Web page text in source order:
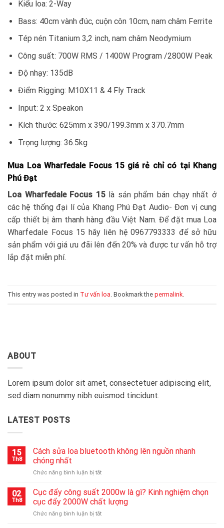
Kiểu loa: 2-Way
Bass: 40cm vành đúc, cuộn côn 10cm, nam châm Ferrite
Tép nén Titanium 3,2 inch, nam châm Neodymium
Công suất: 700W RMS / 1400W Program /2800W Peak
Độ nhạy: 135dB
Điểm Rigging: M10X11 & 4 Fly Track
Input: 2 x Speakon
Kích thước: 625mm x 390/199.3mm x 370.7mm
Trọng lượng: 36.5kg
Mua Loa Wharfedale Focus 15 giá rẻ chỉ có tại Khang
Phú Đạt
Loa Wharfedale Focus 15 là sản phẩm bán chạy nhất ở
các hệ thống đại lí của Khang Phú Đạt Audio- Đơn vị cung
cấp thiết bị âm thanh hàng đầu Việt Nam. Để đặt mua Loa
Wharfedale Focus 15 hãy liên hệ 0967793333 để sở hữu
sản phẩm với giá ưu đãi lên đến 20% và được tư vấn hỗ trợ
lắp đặt miễn phí.
This entry was posted in Tư vấn loa . Bookmark the permalink
ABOUT
Lorem ipsum dolor sit amet, consectetuer adipiscing elit,
sed diam nonummy nibh euismod tincidunt.
LATEST POSTS
15
Th8
Cách sửa loa bluetooth không lên nguồn nhanh
chóng nhất
Chức năng bình luận bị tắtở
sửa
loa
bluetooth
không
02
Th8
Cục đẩy công suất 2000w là gì? Kinh nghiệm chọn
cục đẩy 2000W chất lượng
Chức năng bình luận bị tắtở